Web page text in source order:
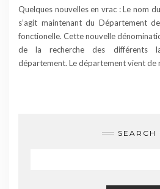
Quelques nouvelles en vrac : Le nom
s’agit maintenant du Département
fonctionelle. Cette nouvelle
de la recherche des différents
département. Le département vient de
SEARCH